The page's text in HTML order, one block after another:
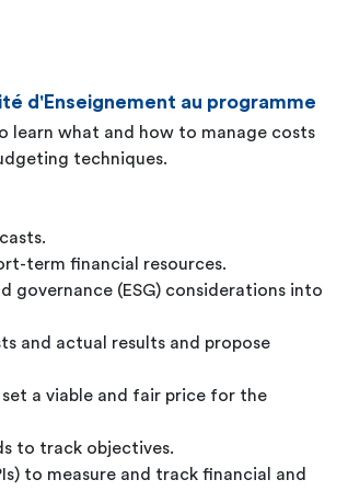
d'Enseignement au programme
learn what and how to manage costs
techniques.
term financial resources.
governance (ESG) considerations into
and actual results and propose
a viable and fair price for the
to track objectives.
to measure and track financial and